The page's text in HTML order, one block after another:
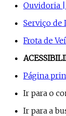
Ouvidoria
Serviço de
Frota de
Página
Ir para o
Ir para a